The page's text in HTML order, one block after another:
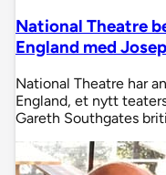
National Theatre
England med
National Theatre har
England, et nytt
Gareth Southgates